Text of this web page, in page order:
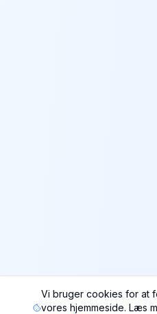
Vi bruger cookies for at
vores hjemmeside. Læs